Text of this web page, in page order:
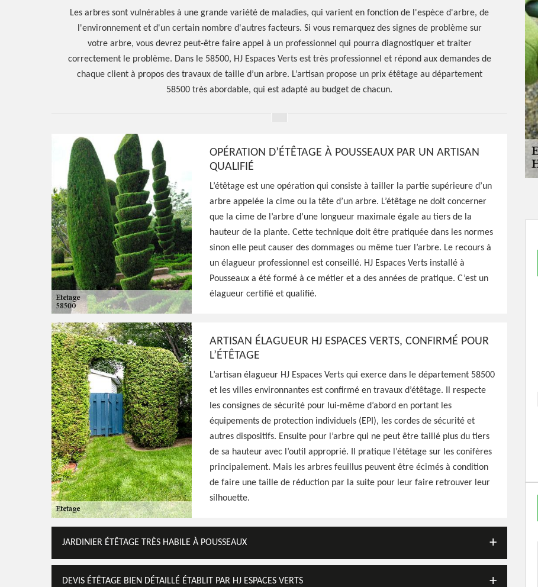
Hoerter Joseph Elagage 58
Spécialiste en étêtage
Pousseaux 58500
Paysagiste aguerri à Pousseaux 58500, HJ Espaces Verts est tout à fait
qualifié pour s'occuper de l'étêtage de vos arbres, travaux effectués
avec minutie, résultat irréprochable
Voir Nos Realisations Contactez-Nous!
Les arbres sont vulnérables à une grande variété de maladies, qui varient en fonction de l'espèce d'arbre, de
l'environnement et d'un certain nombre d'autres facteurs. Si vous remarquez des signes de problème sur
votre arbre, vous devrez peut-être faire appel à un professionnel qui pourra diagnostiquer et traiter
correctement le problème. Dans le 58500, HJ Espaces Verts est très professionnel et répond aux demandes de
chaque client à propos des travaux de taille d’un arbre. L’artisan propose un prix étêtage au département
58500 très abordable, qui est adapté au budget de chacun.
OPÉRATION D’ÉTÊTAGE À POUSSEAUX PAR UN ARTISAN
QUALIFIÉ
L’étêtage est une opération qui consiste à tailler la partie supérieure d’un
arbre appelée la cime ou la tête d’un arbre. L’étêtage ne doit concerner
que la cime de l’arbre d’une longueur maximale égale au tiers de la
hauteur de la plante. Cette technique doit être pratiquée dans les normes
sinon elle peut causer des dommages ou même tuer l’arbre. Le recours à
un élagueur professionnel est conseillé. HJ Espaces Verts installé à
Pousseaux a été formé à ce métier et a des années de pratique. C’est un
élagueur certifié et qualifié.
ARTISAN ÉLAGUEUR HJ ESPACES VERTS, CONFIRMÉ POUR
L’ÉTÊTAGE
L’artisan élagueur HJ Espaces Verts qui exerce dans le département 58500
et les villes environnantes est confirmé en travaux d’étêtage. Il respecte
les consignes de sécurité pour lui-même d’abord en portant les
équipements de protection individuels (EPI), les cordes de sécurité et
autres dispositifs. Ensuite pour l’arbre qui ne peut être taillé plus du tiers
de sa hauteur avec l’outil approprié. Il pratique l’étêtage sur les conifères
principalement. Mais les arbres feuillus peuvent être écimés à condition
de faire une taille de réduction par la suite pour leur faire retrouver leur
silhouette.
JARDINIER ÉTÊTAGE TRÈS HABILE À POUSSEAUX
DEVIS ÉTÊTAGE BIEN DÉTAILLÉ ÉTABLIT PAR HJ ESPACES VERTS